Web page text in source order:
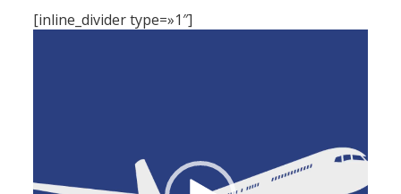
[inline_divider type=»1″]